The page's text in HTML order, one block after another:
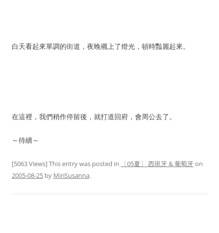
白天看起來單調的街道，夜晚襯上了燈光，頓時豔麗起來。
在這裡，我們稍作停留後，就打道回府，會周公去了。
～待續～
[5063 Views] This entry was posted in 〔05夏〕 西班牙 & 葡萄牙on
2005-08-25 by MiriSusanna.